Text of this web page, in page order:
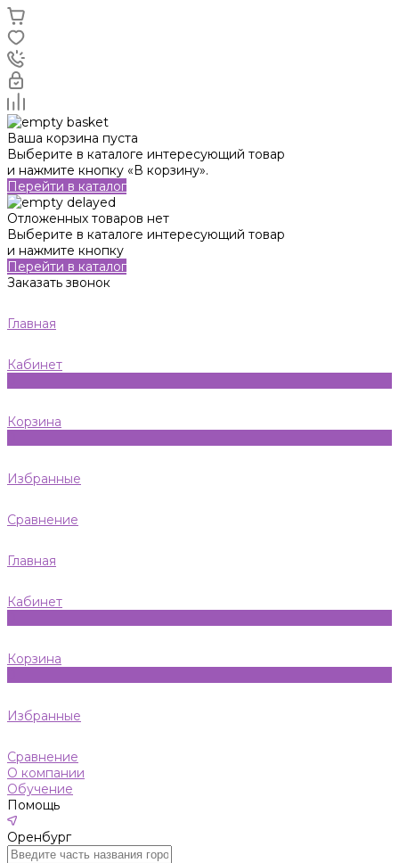
Ваша корзина пуста
Выберите в каталоге интересующий товар
и нажмите кнопку «В корзину».
Перейти в каталог
Отложенных товаров нет
Выберите в каталоге интересующий товар
и нажмите кнопку
Перейти в каталог
Заказать звонок
Главная
Кабинет
Корзина
Избранные
Сравнение
Главная
Кабинет
Корзина
Избранные
Сравнение
О компании
Обучение
Помощь
Оренбург